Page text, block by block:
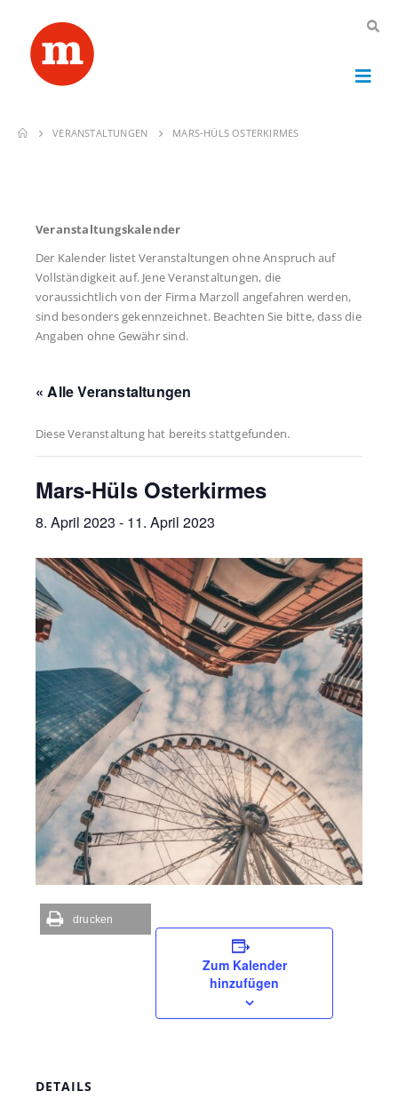
VERANSTALTUNGEN MARS-HÜLS OSTERKIRMES
Veranstaltungskalender
Der Kalender listet Veranstaltungen ohne Anspruch auf
Vollständigkeit auf. Jene Veranstaltungen, die
voraussichtlich von der Firma Marzoll angefahren werden,
sind besonders gekennzeichnet. Beachten Sie bitte, dass die
Angaben ohne Gewähr sind.
« Alle Veranstaltungen
Diese Veranstaltung hat bereits stattgefunden.
Mars-Hüls Osterkirmes
8. April 2023 - 11. April 2023
drucken
Zum Kalender
hinzufügen
DETAILS